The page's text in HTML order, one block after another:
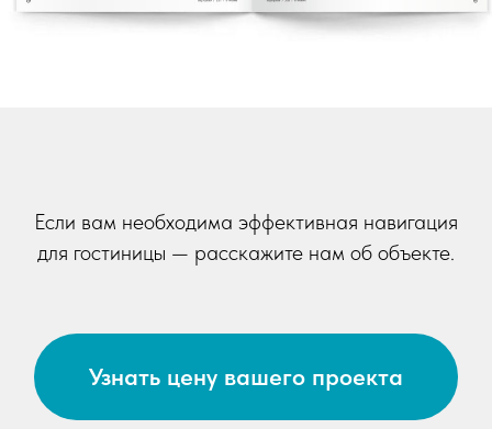
Если вам необходима эффективная навигация
для гостиницы — расскажите нам об объекте.
Узнать цену вашего проекта